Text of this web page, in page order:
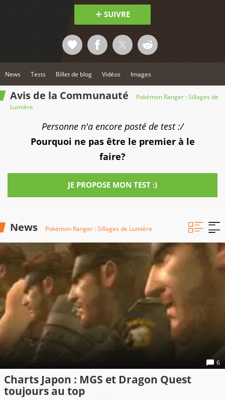
l'écran tactile pour tous les attraper ! Capturez les
Pokémon sauvages en les entourant un certain nombre de
fois (selon la résistance du Pokémon) avec votre Capstick
et ainsi composer votre équipe de Pokémon avec les
Pokémon capturés. Les Pokémon de votre équipe vous
aideront à franchir des obstacles en utilisant leurs
Pokémon partenaire qui restera toujours auprès de vous).
Au fur et à mesure de l'aventure, votre Capstick va
s'améliorer et deviendra de plus en plus résistant !
SUIVRE
News Tests Billet de blog Vidéos Images
Avis de la Communauté
Pokémon Ranger : Sillages de
Lumière
Personne n'a encore posté de test :/
Pourquoi ne pas être le premier à le
faire?
JE PROPOSE MON TEST :)
News Pokémon Ranger : Sillages de Lumière
6
Charts Japon : MGS et Dragon Quest
toujours au top